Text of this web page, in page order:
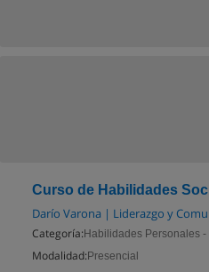
Curso de Habilidades
Darío Varona | Liderazgo y
Categoría: Habilidades Personales -
Modalidad: Presencial